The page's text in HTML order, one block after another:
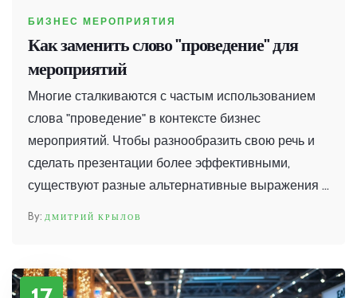
БИЗНЕС МЕРОПРИЯТИЯ
Как заменить слово "проведение" для
мероприятий
Многие сталкиваются с частым использованием
слова "проведение" в контексте бизнес
мероприятий. Чтобы разнообразить свою речь и
сделать презентации более эффективными,
существуют разные альтернативные выражения и
интересные факты и практичные советы по
ДМИТРИЙ КРЫЛОВ